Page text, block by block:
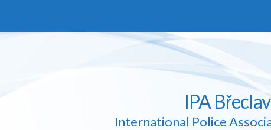
IPA Břeclav
International Police